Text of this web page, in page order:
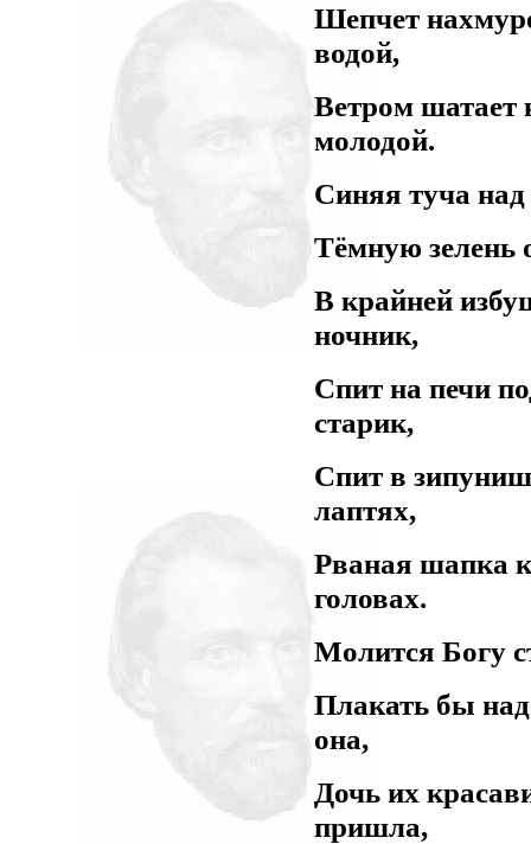
Шепчет
водой,
Ветром
молодой.
Синяя туча
Тёмную зелень
В крайней
ночник,
Спит на печи
старик,
Спит в
лаптях,
Рваная шапка
головах.
Молится Богу
Плакать бы
она,
Дочь их
пришла,